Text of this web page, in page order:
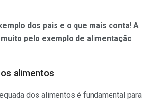
dos pais e o que mais conta! A
pelo exemplo de alimentação
alimentos
dos alimentos é fundamental para